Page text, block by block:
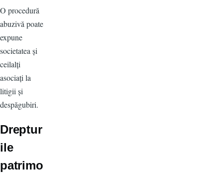
O procedură
abuzivă poate
expune
societatea și
ceilalți
asociați la
litigii și
despăgubiri.
Dreptur
ile
patrimo